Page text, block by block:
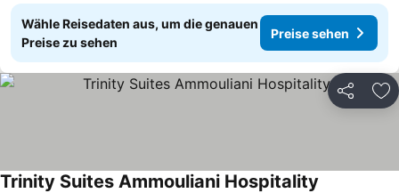
Wähle Reisedaten aus, um die genauen
Preise zu sehen
Preise sehen
Teilen
Trinity Suites Ammouliani Hospitality